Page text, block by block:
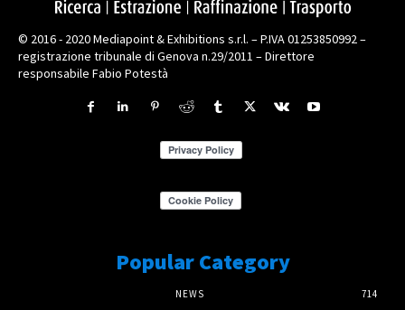
© 2016 - 2020 Mediapoint & Exhibitions s.r.l. – P.IVA 01253850992 –
registrazione tribunale di Genova n.29/2011 – Direttore
responsabile Fabio Potestà
Popular Category
NEWS
714